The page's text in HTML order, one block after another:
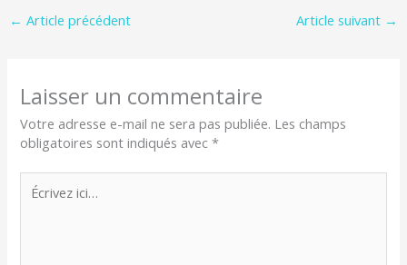
← Article précédent Article suivant →
Laisser un commentaire
Votre adresse e-mail ne sera pas publiée. Les champs
obligatoires sont indiqués avec*
ici…